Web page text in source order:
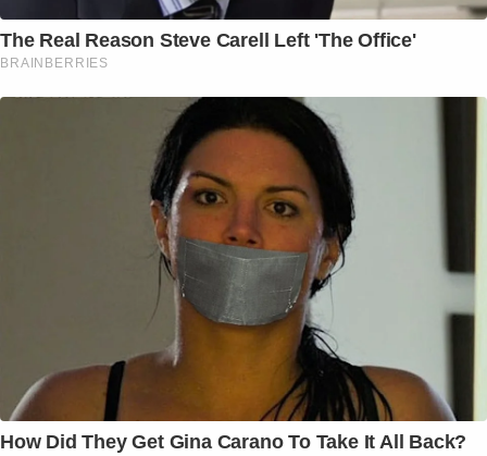
The Real Reason Steve Carell Left 'The Office'
BRAINBERRIES
How Did They Get Gina Carano To Take It All Back?